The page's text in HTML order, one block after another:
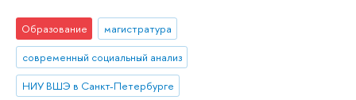
Образование
магистратура
современный социальный анализ
НИУ ВШЭ в Санкт-Петербурге